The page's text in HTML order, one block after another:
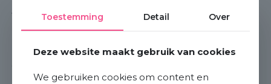
waar iedereen zich thuis bij voelt. Vanaf het
moment dat we samen starten, tot aan het
moment dat u de sleutel van uw nieuwe woning
Toestemming Detail Over
Deze website maakt gebruik van cookies
We gebruiken cookies om content en